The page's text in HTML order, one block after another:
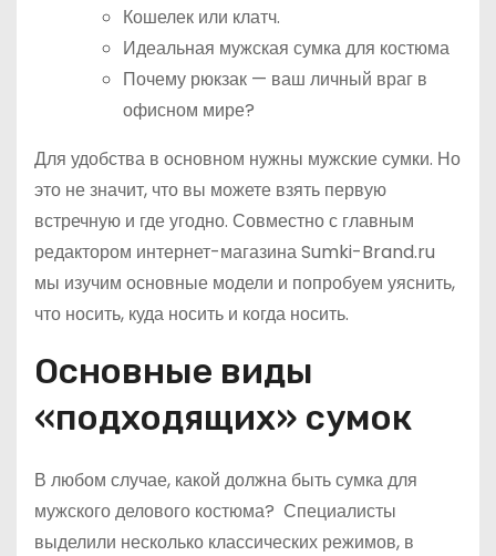
Кошелек или клатч.
Идеальная мужская сумка для костюма
Почему рюкзак — ваш личный враг в
офисном мире?
Для удобства в основном нужны мужские сумки. Но
это не значит, что вы можете взять первую
встречную и где угодно. Совместно с главным
редактором интернет-магазина Sumki-Brand.ru
мы изучим основные модели и попробуем уяснить,
что носить, куда носить и когда носить.
Основные виды
«подходящих» сумок
В любом случае, какой должна быть сумка для
мужского делового костюма? Специалисты
выделили несколько классических режимов, в